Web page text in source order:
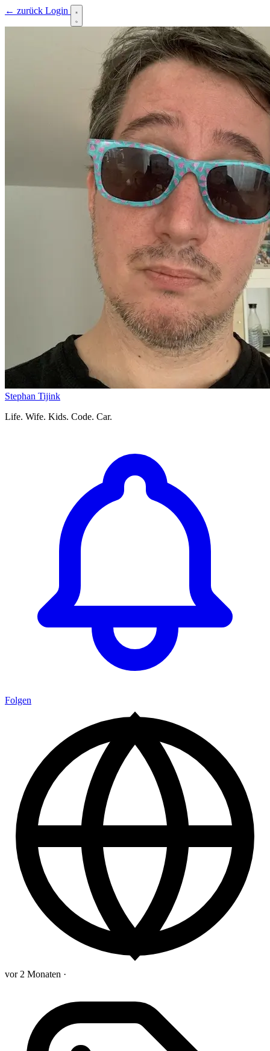
← zurück Login
Stephan Tijink
Life. Wife. Kids. Code. Car.
Folgen
vor 2 Monaten ·